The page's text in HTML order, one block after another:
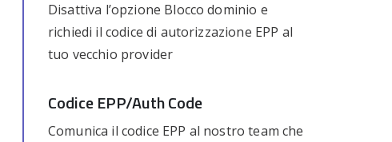
Disattiva l’opzione Blocco dominio e
richiedi il codice di autorizzazione EPP al
tuo vecchio provider
Codice EPP/Auth Code
Comunica il codice EPP al nostro team che